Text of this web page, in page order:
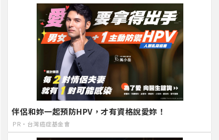
伴侶和妳一起預防HPV，才有資格說愛妳！
PR・台灣癌症基金會